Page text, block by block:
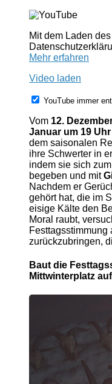
Mit dem Laden
Mehr erfahren
Video laden
YouTube immer
Vom 12.
Januar um 19 Uhr
dem saisonalen
ihre Schwerter in
indem sie sich
begeben und mit
Nachdem er
gehört hat, die im
eisige Kälte den
Moral raubt,
Festtagsstimmung
zurückzubringen,
Baut die
Mittwinterplatz auf